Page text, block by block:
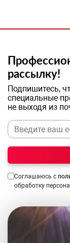
рассылку!
Подпишитесь,
специальные
не выходя из
Соглашаюсь с
обработку